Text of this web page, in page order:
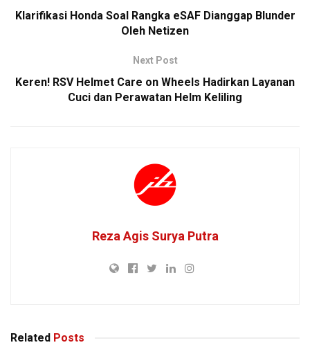
Klarifikasi Honda Soal Rangka eSAF Dianggap Blunder
Oleh Netizen
Next Post
Keren! RSV Helmet Care on Wheels Hadirkan Layanan
Cuci dan Perawatan Helm Keliling
Reza Agis Surya Putra
Related Posts